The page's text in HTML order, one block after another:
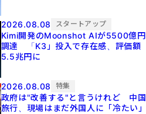
2026.08.08 スタートアップ
Kimi開発のMoonshot AIが5500億円
調達 「K3」投入で存在感、評価額
5.5兆円に
2026.08.08 特集
政府は"改善する"と言うけれど 中国
旅行、現場はまだ外国人に「冷たい